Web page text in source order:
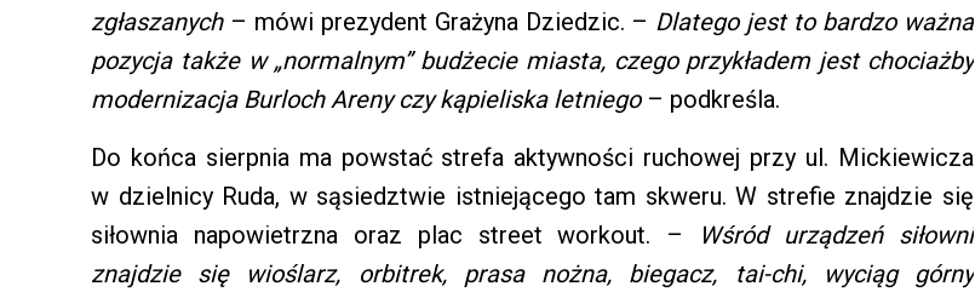
zgłaszanych– mówi prezydent Grażyna Dziedzic. – Dlatego jest to bardzo ważna
pozycja także w „normalnym” budżecie miasta, czego przykładem jest chociażby
modernizacja Burloch Areny czy kąpieliska letniego– podkreśla.
Do końca sierpnia ma powstać strefa aktywności ruchowej przy ul. Mickiewicza
w dzielnicy Ruda, w sąsiedztwie istniejącego tam skweru. W strefie znajdzie się
siłownia napowietrzna oraz plac street workout. –
Wśród urządzeń siłowni
znajdzie się wioślarz, orbitrek, prasa nożna, biegacz, tai-chi, wyciąg górny